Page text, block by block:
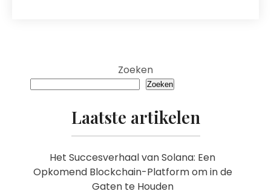
Zoeken
Zoeken
Laatste artikelen
Het Succesverhaal van Solana: Een
Opkomend Blockchain-Platform om in de
Gaten te Houden